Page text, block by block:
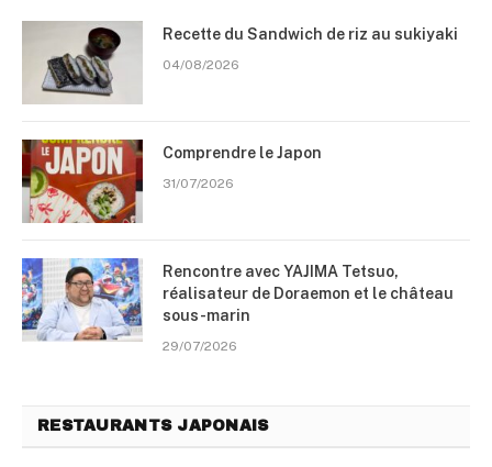
Recette du Sandwich de riz au sukiyaki
04/08/2026
Comprendre le Japon
31/07/2026
Rencontre avec YAJIMA Tetsuo,
réalisateur de Doraemon et le château
sous-marin
29/07/2026
RESTAURANTS JAPONAIS